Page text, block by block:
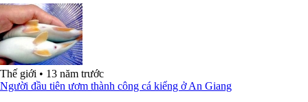
Thế giới • 13 năm trước
Người đầu tiên ươm thành công cá kiểng ở An Giang